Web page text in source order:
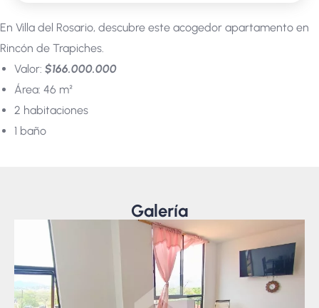
En Villa del Rosario, descubre este acogedor apartamento en
Rincón de Trapiches.
Valor: $166.000.000
Área: 46 m²
2 habitaciones
1 baño
Galería